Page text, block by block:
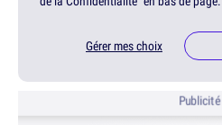
Gérer mes choix
Publicité